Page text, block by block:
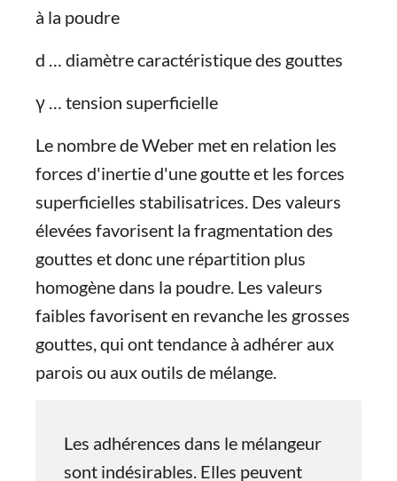
à la poudre
d … diamètre caractéristique des gouttes
γ … tension superficielle
Le nombre de Weber met en relation les
forces d'inertie d'une goutte et les forces
superficielles stabilisatrices. Des valeurs
élevées favorisent la fragmentation des
gouttes et donc une répartition plus
homogène dans la poudre. Les valeurs
faibles favorisent en revanche les grosses
gouttes, qui ont tendance à adhérer aux
parois ou aux outils de mélange.
Les adhérences dans le mélangeur
sont indésirables. Elles peuvent